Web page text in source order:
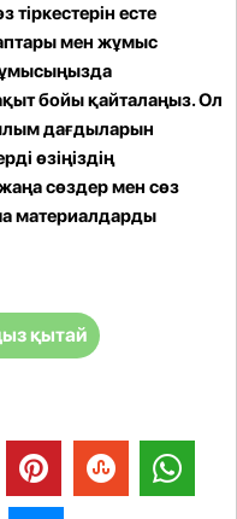
есте
мен жұмыс
бойы қайталаңыз. Ол
дағдыларын
өзіңіздің
сөздер мен сөз
материалдарды
қытай